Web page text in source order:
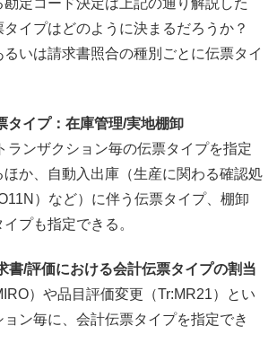
イプはどのように決まるだろうか？
いは請求書照合の種別ごとに伝票タイ
イプ：在庫管理/実地棚卸
ランザクション毎の伝票タイプを指定
か、自動入出庫（生産に関わる確認処
）など）に伴う伝票タイプ、棚卸
プも指定できる。
書/評価における会計伝票タイプの割当
）や品目評価変更（Tr:MR21）とい
ン毎に、会計伝票タイプを指定でき